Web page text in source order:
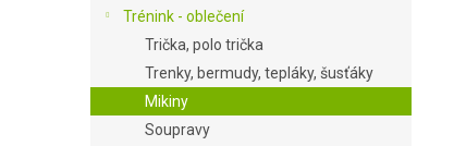
Trénink - oblečení
Trička, polo trička
Trenky, bermudy, tepláky, šusťáky
Mikiny
Soupravy